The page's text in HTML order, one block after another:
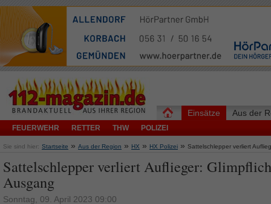
Einsätze
FEUERWEHR RETTER THW POLIZEI
Aus der
Sie sind hier: Startseite » Aus der Region » HX » HX Polizei » Sattelschlepper verliert
Sattelschlepper verliert Auflieger:
Ausgang
Sonntag, 09. April 2023 09:00